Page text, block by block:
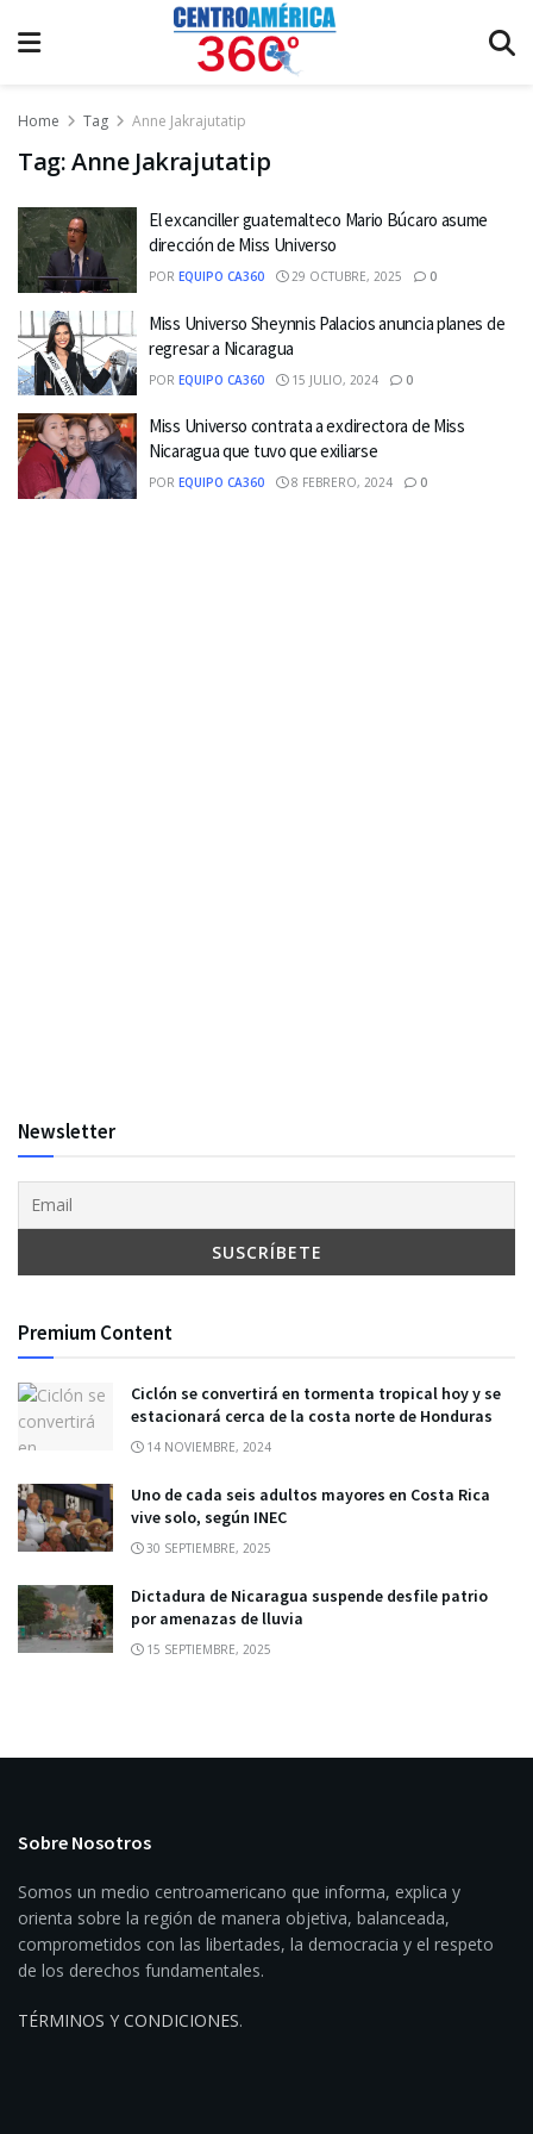
Home Tag Anne Jakrajutatip
Tag:Anne Jakrajutatip
El excanciller guatemalteco Mario Búcaro asume
dirección de Miss Universo
POR EQUIPO CA360 29 OCTUBRE, 2025 0
Miss Universo Sheynnis Palacios anuncia planes de
regresar a Nicaragua
POR EQUIPO CA360 15 JULIO, 2024 0
Miss Universo contrata a exdirectora de Miss
Nicaragua que tuvo que exiliarse
POR EQUIPO CA360 8 FEBRERO, 2024 0
Newsletter
Premium Content
Ciclón se convertirá en tormenta tropical hoy y se
estacionará cerca de la costa norte de Honduras
14 NOVIEMBRE, 2024
Uno de cada seis adultos mayores en Costa Rica
vive solo, según INEC
30 SEPTIEMBRE, 2025
Dictadura de Nicaragua suspende desfile patrio
por amenazas de lluvia
15 SEPTIEMBRE, 2025
Sobre Nosotros
Somos un medio centroamericano que informa, explica y
orienta sobre la región de manera objetiva, balanceada,
comprometidos con las libertades, la democracia y el respeto
de los derechos fundamentales.
TÉRMINOS Y CONDICIONES.